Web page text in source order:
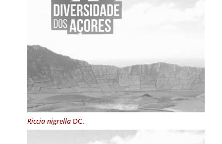
Riccia nigrellaDC.